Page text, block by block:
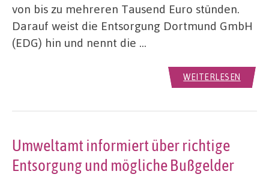
von bis zu mehreren Tausend Euro stünden.
Darauf weist die Entsorgung Dortmund GmbH
(EDG) hin und nennt die …
WEITERLESEN
Umweltamt informiert über richtige
Entsorgung und mögliche Bußgelder